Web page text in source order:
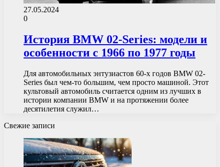
27.05.2024
0
История BMW 02-Series: модели и
особенности с 1966 по 1977 годы
Для автомобильных энтузиастов 60-х годов BMW 02-
Series был чем-то большим, чем просто машиной. Этот
культовый автомобиль считается одним из лучших в
истории компании BMW и на протяжении более
десятилетия служил…
Свежие записи